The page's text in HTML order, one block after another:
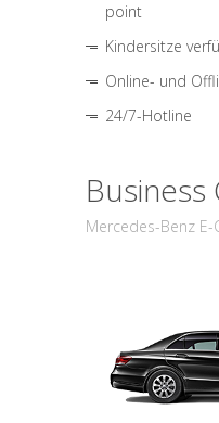
point
Kindersitze
Online- und
24/7-Hotline
Business
Mercedes-Benz